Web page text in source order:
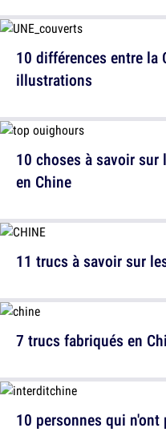
10 différences entre la
illustrations
11 trucs à savoir sur
10 personnes qui
10 choses à savoir
en Chine
7 trucs fabriqués en